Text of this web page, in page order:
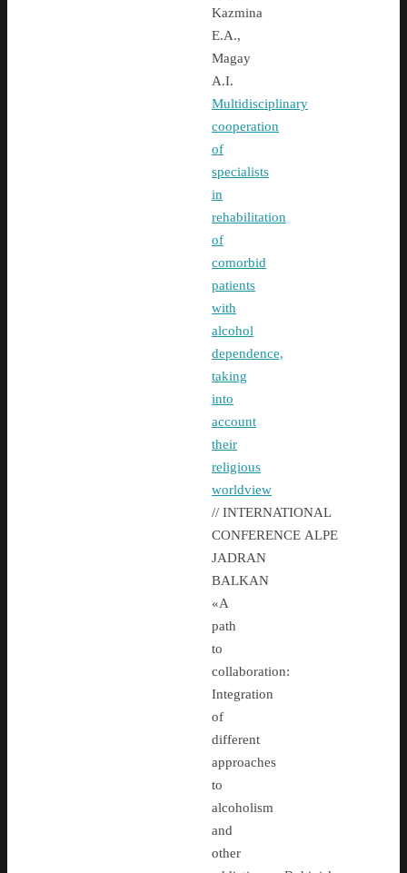
Kazmina
E.A.,
Magay
A.I.
Multidisciplinary
cooperation
of
specialists
in
rehabilitation
of
comorbid
patients
with
alcohol
dependence,
taking
into
account
their
religious
worldview
// INTERNATIONAL
CONFERENCE ALPE
JADRAN
BALKAN
«A
path
to
collaboration:
Integration
of
different
approaches
to
alcoholism
and
other